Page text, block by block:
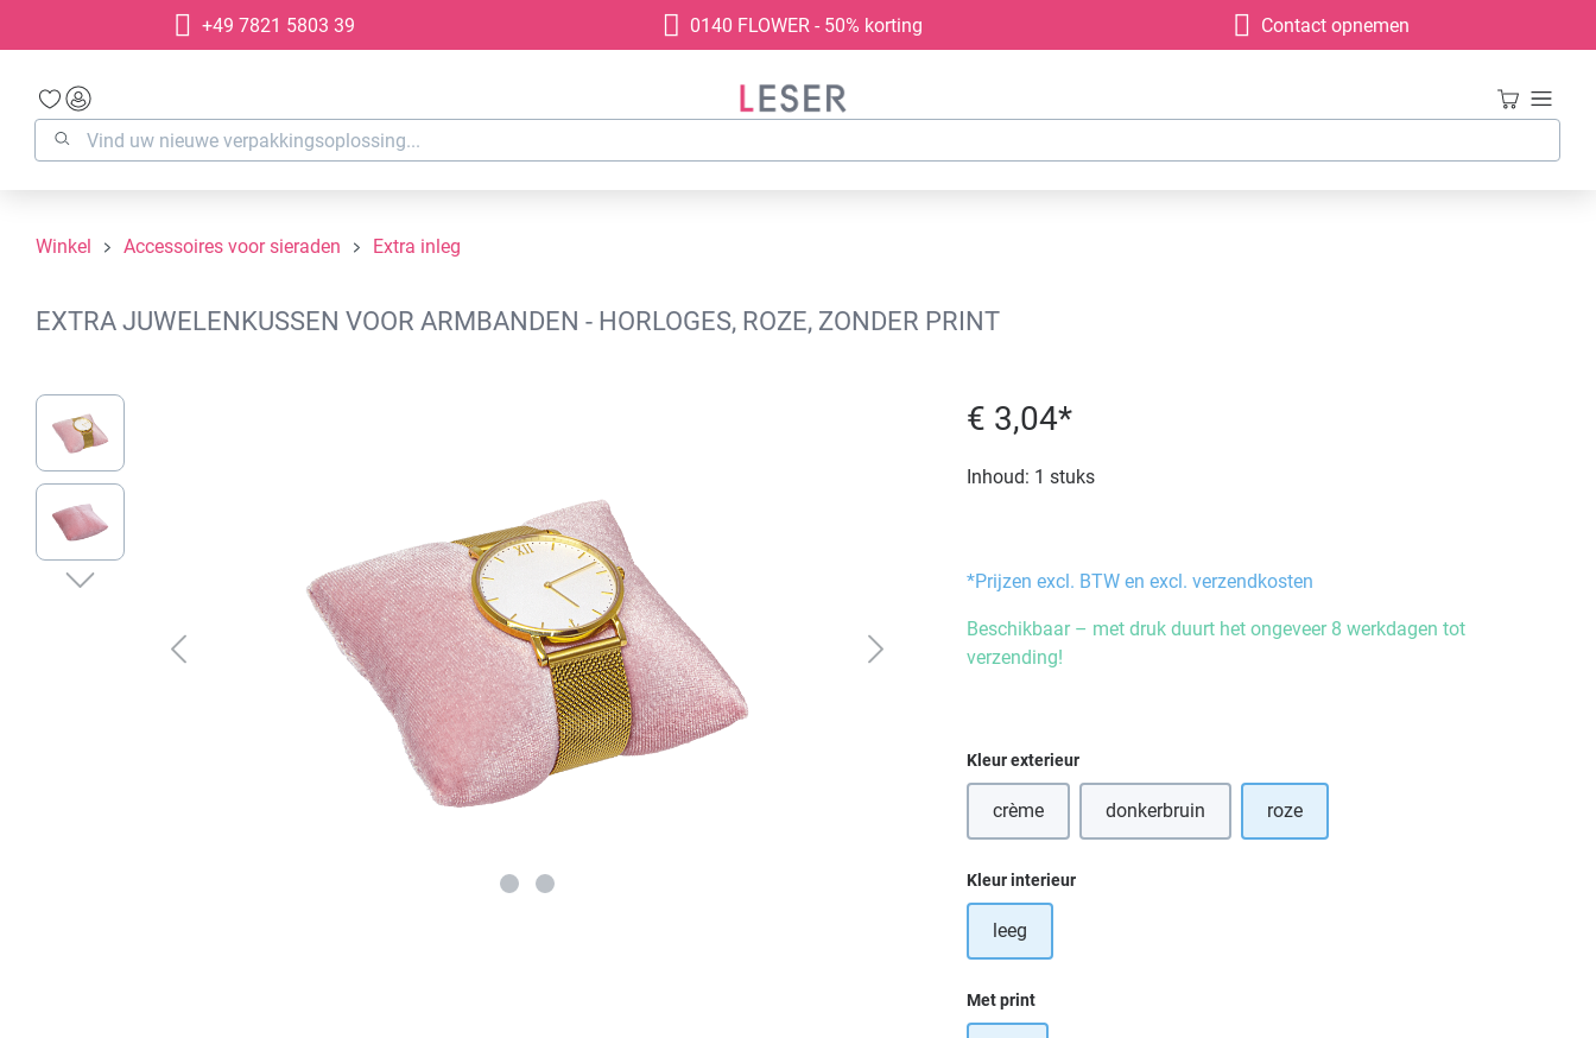
Ga naar de hoofdnavigatie
+49 7821 5803 39 0140 FLOWER - 50% korting Contact opnemen
Winkel Accessoires voor sieraden Extra inleg
EXTRA JUWELENKUSSEN VOOR ARMBANDEN - HORLOGES, ROZE, ZONDER PRINT
Afbeeldingengalerij overslaan € 3,04*
Inhoud: 1 stuks
*Prijzen excl. BTW en excl. verzendkosten
Beschikbaar – met druk duurt het ongeveer 8 werkdagen tot
verzending!
Selecteer
Kleur exterieur
crème donkerbruin roze
Selecteer
Kleur interieur
leeg
Selecteer
Met print